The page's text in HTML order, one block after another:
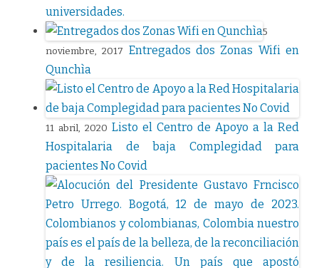
universidades.
5
noviembre, 2017 Entregados dos Zonas Wifi en
Qunchìa
11 abril, 2020 Listo el Centro de Apoyo a la Red
Hospitalaria de baja Complegidad para
pacientes No Covid